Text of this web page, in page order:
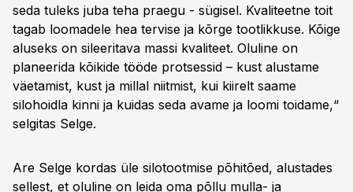
seda tuleks juba teha praegu - sügisel. Kvaliteetne toit
tagab loomadele hea tervise ja kõrge tootlikkuse. Kõige
aluseks on sileeritava massi kvaliteet. Oluline on
planeerida kõikide tööde protsessid – kust alustame
väetamist, kust ja millal niitmist, kui kiirelt saame
silohoidla kinni ja kuidas seda avame ja loomi toidame,“
selgitas Selge.
Are Selge kordas üle silotootmise põhitõed, alustades
sellest, et oluline on leida oma põllu mulla- ja